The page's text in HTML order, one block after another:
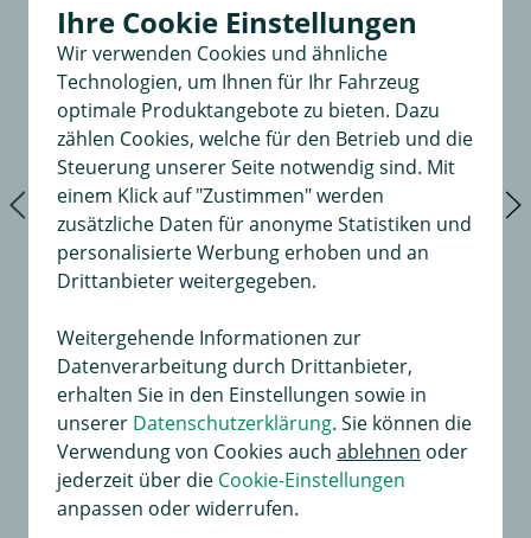
Universal Erweiterungssatz
für Dauerplus, Masse und Ladeleitung mit Abschaltrelais
Ihre Cookie Einstellungen
Wir verwenden Cookies und ähnliche
Technologien, um Ihnen für Ihr Fahrzeug
optimale Produktangebote zu bieten. Dazu
zählen Cookies, welche für den Betrieb und die
Steuerung unserer Seite notwendig sind. Mit
einem Klick auf "Zustimmen" werden
zusätzliche Daten für anonyme Statistiken und
personalisierte Werbung erhoben und an
Drittanbieter weitergegeben.
Weitergehende Informationen zur
Datenverarbeitung durch Drittanbieter,
erhalten Sie in den Einstellungen sowie in
unserer Datenschutzerklärung. Sie können die
Verwendung von Cookies auch ablehnen oder
jederzeit über die Cookie-Einstellungen
anpassen oder widerrufen.